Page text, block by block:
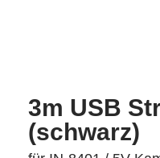
3m USB
(schwarz)